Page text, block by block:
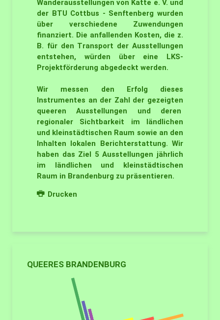
Wanderausstellungen von Katte e. V. und
der BTU Cottbus - Senftenberg wurden
über verschiedene Zuwendungen
finanziert. Die anfallenden Kosten, die z.
B. für den Transport der Ausstellungen
entstehen, würden über eine LKS-
Projektförderung abgedeckt werden.
Wir messen den Erfolg dieses
Instrumentes an der Zahl der gezeigten
queeren Ausstellungen und deren
regionaler Sichtbarkeit im ländlichen
und kleinstädtischen Raum sowie an den
Inhalten lokalen Berichterstattung. Wir
haben das Ziel 5 Ausstellungen jährlich
im ländlichen und kleinstädtischen
Raum in Brandenburg zu präsentieren.
Drucken
QUEERES BRANDENBURG